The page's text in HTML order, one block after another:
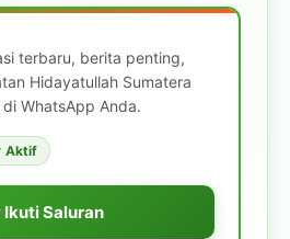
terbaru, berita penting,
Hidayatullah Sumatera
WhatsApp Anda.
Aktif
Saluran